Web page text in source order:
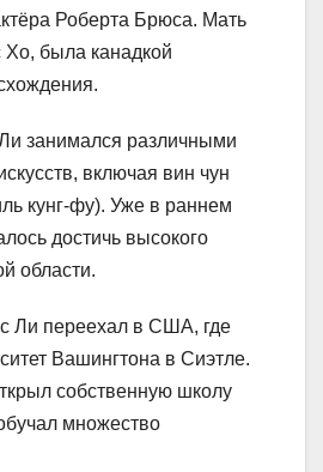
Роберта Брюса. Мать
была канадкой
занимался различными
включая вин чун
кунг-фу). Уже в раннем
достичь высокого
области.
Ли переехал в США, где
Вашингтона в Сиэтле.
собственную школу
множество